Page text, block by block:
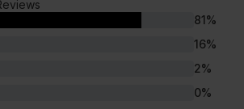
81%
16%
2%
0%